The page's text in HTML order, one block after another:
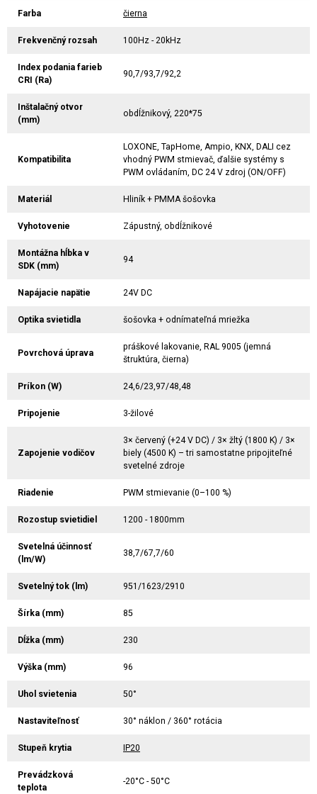
Farba čierna
Frekvenčný rozsah 100Hz - 20kHz
Index podania farieb
CRI (Ra)
90,7/93,7/92,2
Inštalačný otvor
(mm)
obdĺžnikový, 220*75
Kompatibilita
LOXONE, TapHome, Ampio, KNX, DALI cez
vhodný PWM stmievač, ďalšie systémy s
PWM ovládaním, DC 24 V zdroj (ON/OFF)
Materiál Hliník + PMMA šošovka
Vyhotovenie Zápustný, obdĺžnikové
Montážna hĺbka v
SDK (mm)
94
Napájacie napätie 24V DC
Optika svietidla šošovka + odnímateľná mriežka
Povrchová úprava
práškové lakovanie, RAL 9005 (jemná
štruktúra, čierna)
Príkon (W) 24,6/23,97/48,48
Pripojenie 3-žilové
Zapojenie vodičov
3× červený (+24 V DC) / 3× žltý (1800 K) / 3×
biely (4500 K) – tri samostatne pripojiteľné
svetelné zdroje
Riadenie PWM stmievanie (0–100 %)
Rozostup svietidiel 1200 - 1800mm
Svetelná účinnosť
(lm/W)
38,7/67,7/60
Svetelný tok (lm) 951/1623/2910
Šírka (mm) 85
Dĺžka (mm) 230
Výška (mm) 96
Uhol svietenia 50°
Nastaviteľnosť 30° náklon / 360° rotácia
Stupeň krytia IP20
Prevádzková
teplota
-20°C - 50°C